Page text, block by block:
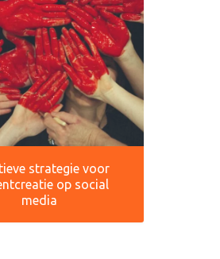
strategie voor
op social
media